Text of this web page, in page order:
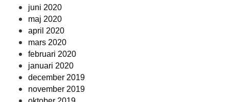
juni 2020
maj 2020
april 2020
mars 2020
februari 2020
januari 2020
december 2019
november 2019